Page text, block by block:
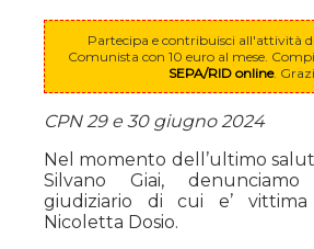
Partecipa e contribuisci all'attività
Comunista con 10 euro al mese.
SEPA/RID online.
CPN 29 e 30 giugno 2024
Nel momento dell’ultimo
Silvano Giai, denunciamo
giudiziario di cui e’
Nicoletta Dosio.